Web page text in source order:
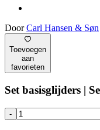
DoorCarl Hansen & Søn
Toevoegen
aan
favorieten
Set basisglijders |
-